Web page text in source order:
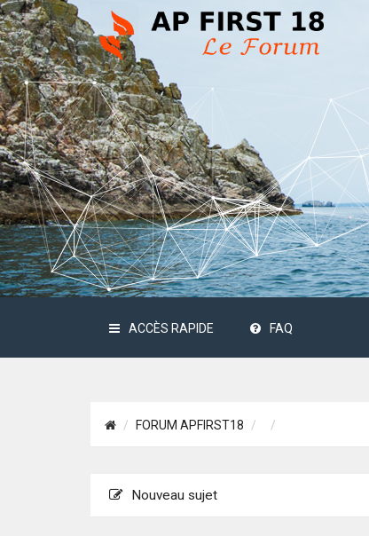
ACCÈS RAPIDE FAQ
FORUM APFIRST18
Nouveau sujet